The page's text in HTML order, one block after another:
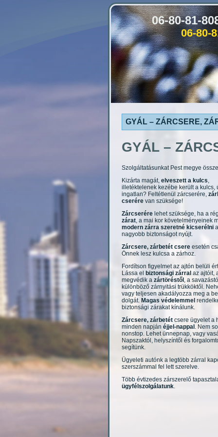
06-80-81-
06-80-
GYÁL – ZÁRCSERE,
GYÁL –
Szolgáltatásunkat Pest megye
Kizárta magát, elveszett a kulcs,
illetéktelenek kezébe került a kulcs,
ingatlan? Feltétlenül zárcserére,
cserére van szüksége!
Zárcserére lehet szüksége, ha a
zárat, a mai kor követelményeinek
modern zárra szeretné kicserélni
nagyobb biztonságot nyújt.
Zárcsere, zárbetét csere esetén
Önnek lesz kulcsa a zárhoz.
Fordítson figyelmet az ajtón belüli
Lássa el
biztonsági zárral az ajtóit,
megvédik a zártöréstől , a
különböző zárnyitási trükköktől.
vagy teljesen akadályozza meg a
dolgát. Magas védelemmel
biztonsági zárakat kínálunk.
Zárcsere, zárbetét csere ügyelet a
minden napján éjjel-nappal . Nem
nonstop. Lehet ünnepnap, vagy
Napszaktól, helyszíntől és
segítünk.
Ügyeleti autónk a legtöbb zárral
szerszámmal fel lett szerelve.
Több évtizedes zárszerelő
ügyfélszolgálatunk.